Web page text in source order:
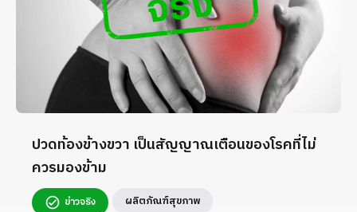
ปวดท้องข้างขวา เป็นสัญญาณเตือนของโรคที่ไม่
ควรมองข้าม
ข่าวจริง ผลิตภัณฑ์สุขภาพ